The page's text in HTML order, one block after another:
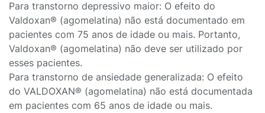
Para transtorno depressivo maior: O efeito do
Valdoxan® (agomelatina) não está documentado em
pacientes com 75 anos de idade ou mais. Portanto,
Valdoxan® (agomelatina) não deve ser utilizado por
esses pacientes.
Para transtorno de ansiedade generalizada: O efeito
do VALDOXAN® (agomelatina) não está documentada
em pacientes com 65 anos de idade ou mais.